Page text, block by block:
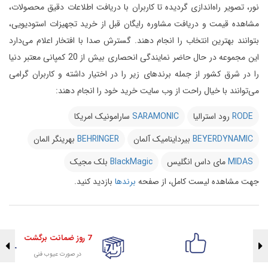
نور، تصویر راه‌اندازی گردیده تا کاربران با دریافت اطلاعات دقیق محصولات،
مشاهده قیمت و دریافت مشاوره رایگان قبل از خرید تجهیزات استودیویی،
بتوانند بهترین انتخاب را انجام دهند. گسترش صدا با افتخار اعلام می‌دارد
این مجموعه در حال حاضر نمایندگی انحصاری بیش از 20 کمپانی معتبر دنیا
را در شرق کشور از جمله برندهای زیر را در اختیار داشته و کاربران گرامی
می‌توانند با خیال راحت از وب سایت خرید خود را انجام دهند:
RODE رود استرالیا SARAMONIC سارامونیک امریکا
BEYERDYNAMIC بیرداینامیک آلمان BEHRINGER بهرینگر المان
MIDASمای داس انگلیس BlackMagic بلک مجیک
جهت مشاهده لیست کامل، از صفحه برندها بازدید کنید.
7 روز ضمانت برگشت
در صورت عیوب فنی